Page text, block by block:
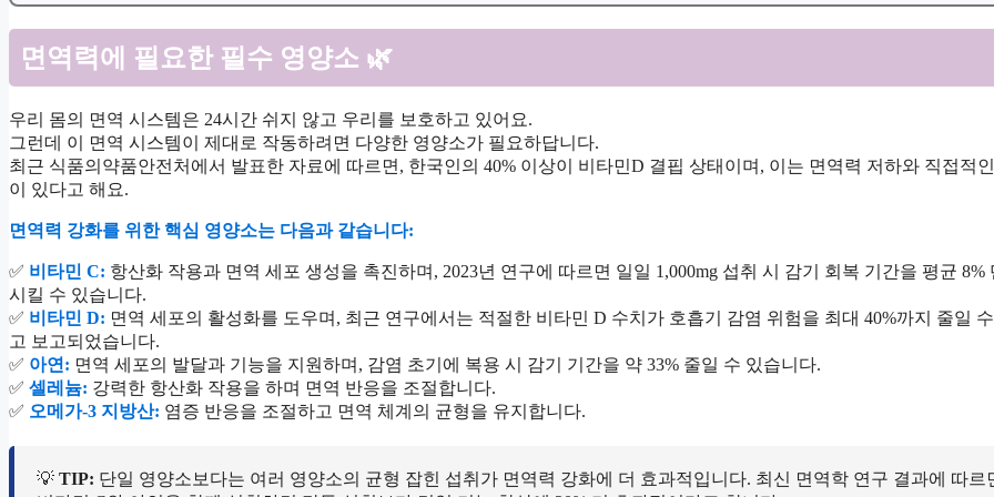
면역력에 필요한 필수 영양소 🌿
우리 몸의 면역 시스템은 24시간 쉬지 않고 우리를 보호하고 있어요.
그런데 이 면역 시스템이 제대로 작동하려면 다양한 영양소가 필요하답니다.
최근 식품의약품안전처에서 발표한 자료에 따르면, 한국인의 40% 이상이 비타민D 결핍 상태이며, 이는 면역력 저하와 직접적
이 있다고 해요.
면역력 강화를 위한 핵심 영양소는 다음과 같습니다:
✅ 비타민 C: 항산화 작용과 면역 세포 생성을 촉진하며, 2023년 연구에 따르면 일일 1,000mg 섭취 시 감기 회복 기간을 평균 8%
시킬 수 있습니다.
✅ 비타민 D: 면역 세포의 활성화를 도우며, 최근 연구에서는 적절한 비타민 D 수치가 호흡기 감염 위험을 최대 40%까지 줄일
고 보고되었습니다.
✅ 아연: 면역 세포의 발달과 기능을 지원하며, 감염 초기에 복용 시 감기 기간을 약 33% 줄일 수 있습니다.
✅ 셀레늄: 강력한 항산화 작용을 하며 면역 반응을 조절합니다.
✅ 오메가-3 지방산: 염증 반응을 조절하고 면역 체계의 균형을 유지합니다.
💡 TIP: 단일 영양소보다는 여러 영양소의 균형 잡힌 섭취가 면역력 강화에 더 효과적입니다. 최신 면역학 연구 결과에 따르